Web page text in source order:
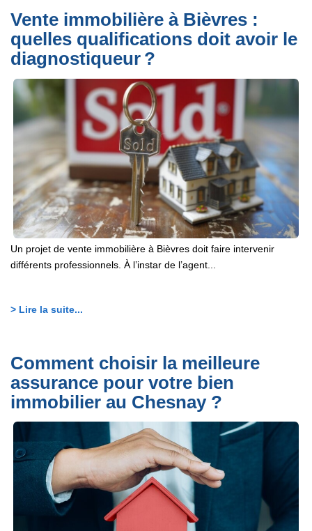
Vente immobilière à Bièvres :
quelles qualifications doit avoir le
diagnostiqueur ?
Un projet de vente immobilière à Bièvres doit faire intervenir
différents professionnels. À l’instar de l’agent...
> Lire la suite...
Comment choisir la meilleure
assurance pour votre bien
immobilier au Chesnay ?